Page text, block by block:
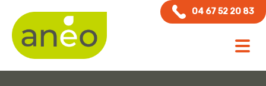
04 67 52 20 83